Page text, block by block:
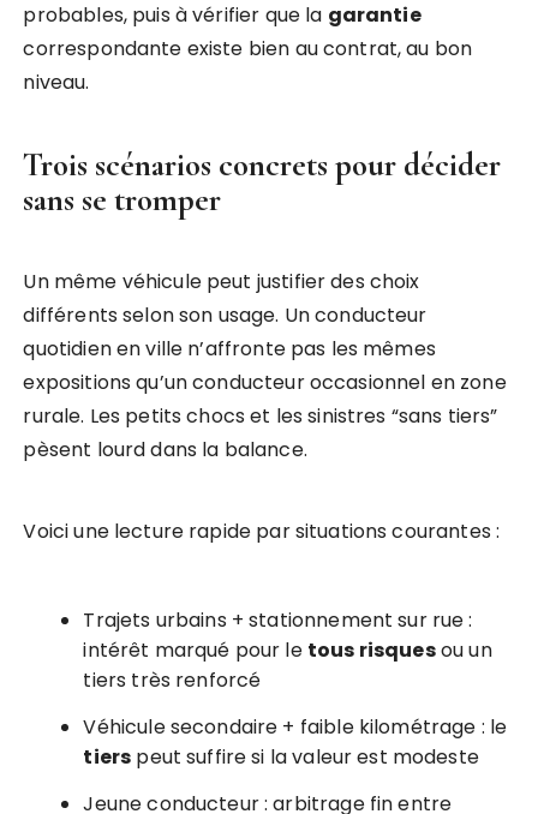
probables, puis à vérifier que la garantie
correspondante existe bien au contrat, au bon
niveau.
Trois scénarios concrets pour décider
sans se tromper
Un même véhicule peut justifier des choix
différents selon son usage. Un conducteur
quotidien en ville n’affronte pas les mêmes
expositions qu’un conducteur occasionnel en zone
rurale. Les petits chocs et les sinistres “sans tiers”
pèsent lourd dans la balance.
Voici une lecture rapide par situations courantes :
Trajets urbains + stationnement sur rue :
intérêt marqué pour le tous risquesou un
tiers très renforcé
Véhicule secondaire + faible kilométrage : le
tiers peut suffire si la valeur est modeste
Jeune conducteur : arbitrage fin entre